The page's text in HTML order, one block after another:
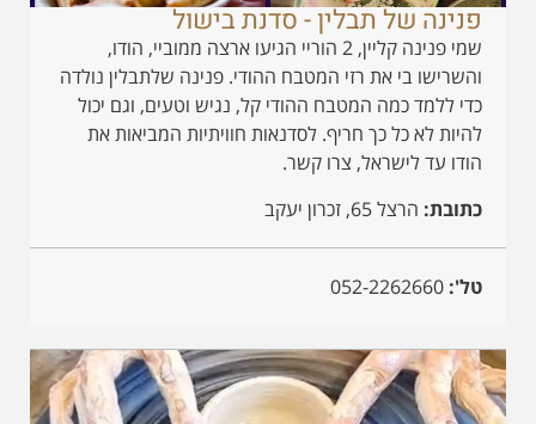
פנינה של תבלין - סדנת בישול
שמי פנינה קליין, 2 הוריי הגיעו ארצה ממוביי, הודו,
והשרישו בי את רזי המטבח ההודי. פנינה שלתבלין נולדה
כדי ללמד כמה המטבח ההודי קל, נגיש וטעים, וגם יכול
להיות לא כל כך חריף. לסדנאות חוויתיות המביאות את
הודו עד לישראל, צרו קשר.
כתובת: הרצל 65, זכרון יעקב
טל':